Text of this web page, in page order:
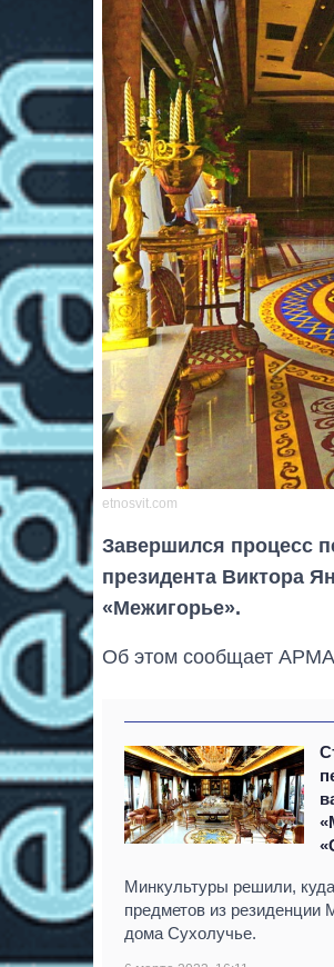
etnosvit.com
Завершился процесс
президента Виктора
«Межигорье».
Об этом сообщает
Минкультуры решили,
предметов из резиденции
дома Сухолучье.